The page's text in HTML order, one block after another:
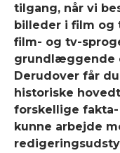
tilgang, når vi
billeder i film og
film- og tv-
grundlæggende
Derudover får
historiske
forskellige
kunne arbejde